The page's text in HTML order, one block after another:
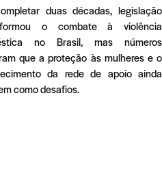
duas décadas, legislação
o combate à violência
no Brasil, mas números
que a proteção às mulheres e o
da rede de apoio ainda
como desafios.